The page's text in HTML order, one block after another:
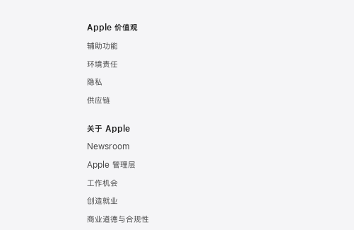
Apple 价值观
辅助功能
环境责任
隐私
供应链
关于 Apple
Newsroom
Apple 管理层
工作机会
创造就业
商业道德与合规性